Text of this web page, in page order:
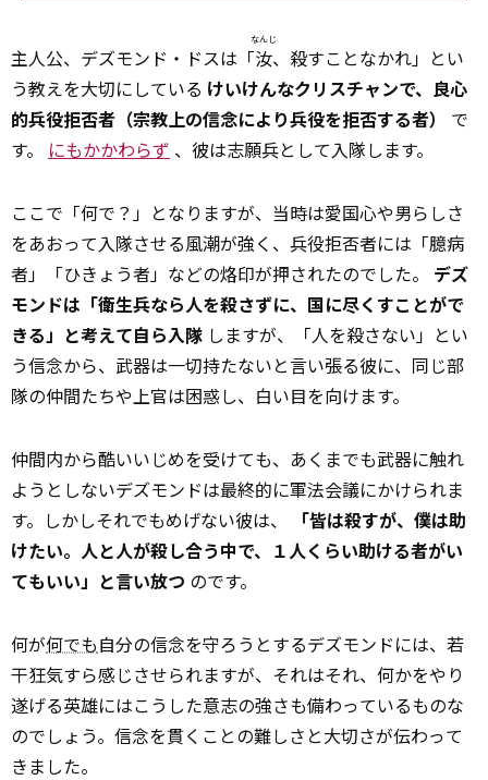
主人公、デズモンド・ドスは「汝
なんじ
、殺すことなかれ」とい
う教えを大切にしている けいけんなクリスチャンで、良心
的兵役拒否者（宗教上の信念により兵役を拒否する者）
で
す。 にもかかわらず 、彼は志願兵として入隊します。
ここで「何で？」となりますが、当時は愛国心や男らしさ
をあおって入隊させる風潮が強く、兵役拒否者には「臆病
者」「ひきょう者」などの烙印が押されたのでした。 デズ
モンドは「衛生兵なら人を殺さずに、国に尽くすことがで
きる」と考えて自ら入隊 しますが、「人を殺さない」とい
う信念から、武器は一切持たないと言い張る彼に、同じ部
隊の仲間たちや上官は困惑し、白い目を向けます。
仲間内から酷いいじめを受けても、あくまでも武器に触れ
ようとしないデズモンドは最終的に軍法会議にかけられま
す。しかしそれでもめげない彼は、
「皆は殺すが、僕は助
けたい。人と人が殺し合う中で、１人くらい助ける者がい
てもいい」と言い放つ のです。
何が何でも自分の信念を守ろうとするデズモンドには、若
干狂気すら感じさせられますが、それはそれ、何かをやり
遂げる英雄にはこうした意志の強さも備わっているものな
のでしょう。信念を貫くことの難しさと大切さが伝わって
きました。